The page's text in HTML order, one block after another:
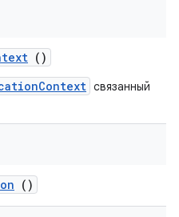
()
связанный
()